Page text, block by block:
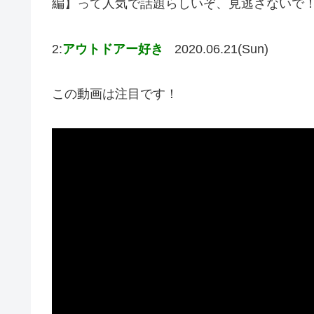
編】って人気で話題らしいぞ、見逃さないで
2:アウトドアー好き 2020.06.21(Sun)
この動画は注目です！